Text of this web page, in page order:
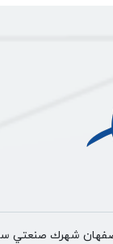
شهرك صنعتي